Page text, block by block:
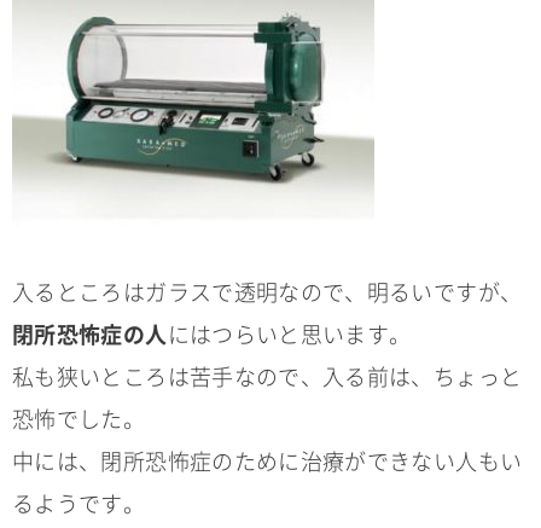
入るところはガラスで透明なので、明るいですが、
閉所恐怖症の人にはつらいと思います。
私も狭いところは苦手なので、入る前は、ちょっと
恐怖でした。
中には、閉所恐怖症のために治療ができない人もい
るようです。